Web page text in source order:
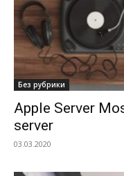
Без рубрики
Apple Server
server
03.03.2020